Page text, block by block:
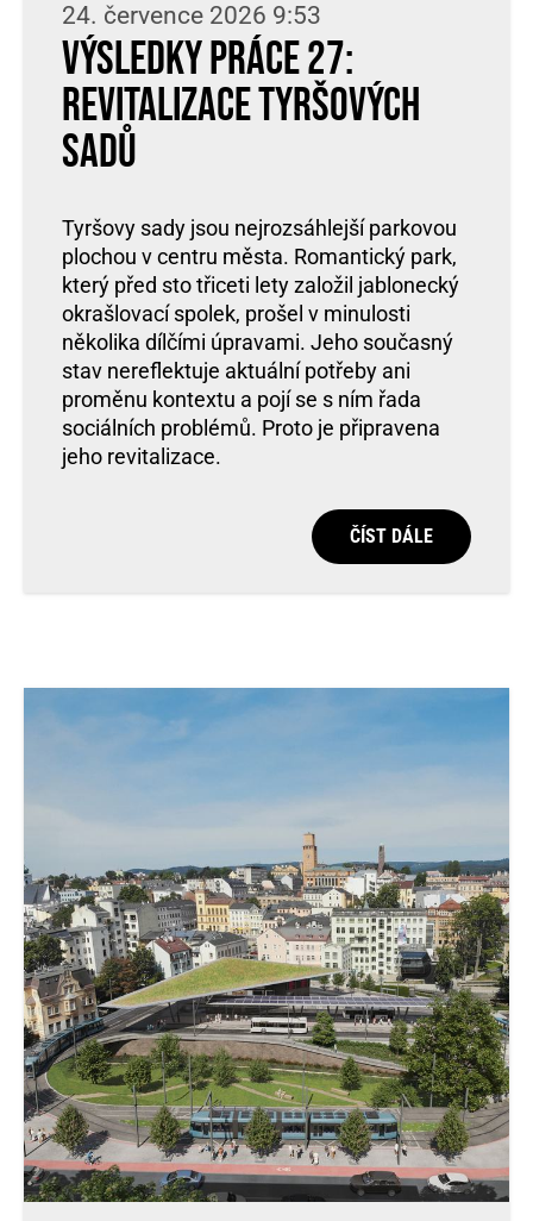
24. července 2026 9:53
Výsledky práce 27:
Revitalizace Tyršových
sadů
Tyršovy sady jsou nejrozsáhlejší parkovou
plochou v centru města. Romantický park,
který před sto třiceti lety založil jablonecký
okrašlovací spolek, prošel v minulosti
několika dílčími úpravami. Jeho současný
stav nereflektuje aktuální potřeby ani
proměnu kontextu a pojí se s ním řada
sociálních problémů. Proto je připravena
jeho revitalizace.
ČÍST DÁLE